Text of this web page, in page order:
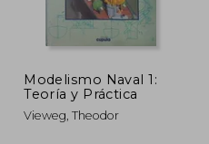
Modelismo Naval 1:
Teoría y Práctica
Vieweg, Theodor